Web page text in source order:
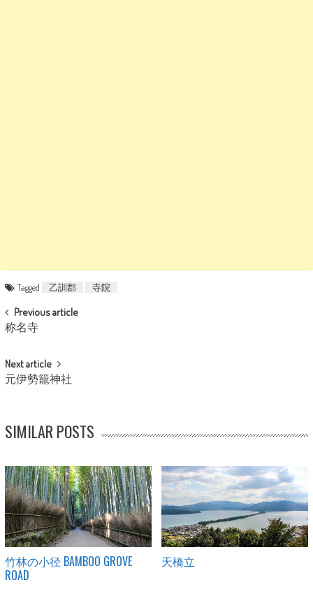
Tagged 乙訓郡 寺院
POST NAVIGATION
Previous article
称名寺
Next article
元伊勢籠神社
SIMILAR POSTS
竹林の小径 BAMBOO GROVE
ROAD
天橋立